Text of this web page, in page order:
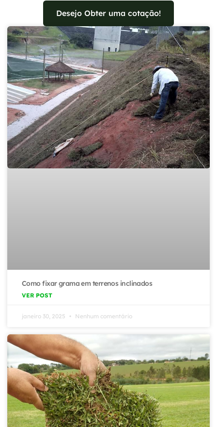
Desejo Obter uma cotação!
Como fixar grama em terrenos inclinados
VER POST
janeiro 30, 2025 Nenhum comentário